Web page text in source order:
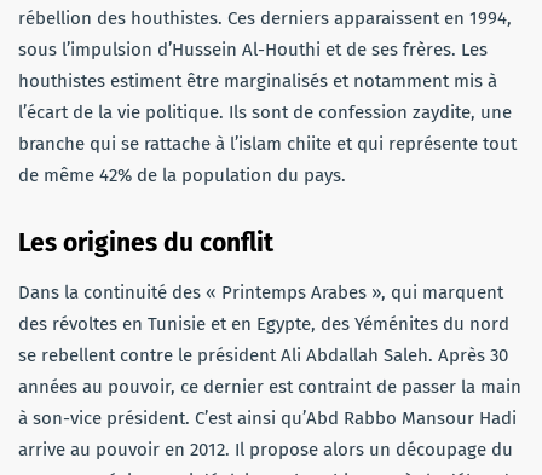
rébellion des houthistes. Ces derniers apparaissent en 1994,
sous l’impulsion d’Hussein Al-Houthi et de ses frères. Les
houthistes estiment être marginalisés et notamment mis à
l’écart de la vie politique. Ils sont de confession zaydite, une
branche qui se rattache à l’islam chiite et qui représente tout
de même 42% de la population du pays.
Les origines du conflit
Dans la continuité des « Printemps Arabes », qui marquent
des révoltes en Tunisie et en Egypte, des Yéménites du nord
se rebellent contre le président Ali Abdallah Saleh. Après 30
années au pouvoir, ce dernier est contraint de passer la main
à son-vice président. C’est ainsi qu’Abd Rabbo Mansour Hadi
arrive au pouvoir en 2012. Il propose alors un découpage du